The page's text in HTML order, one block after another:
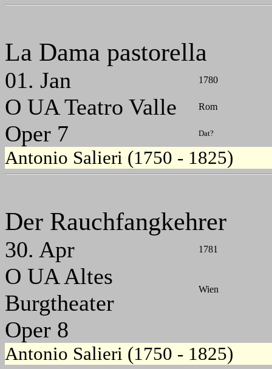
La Dama pastorella
01. Jan 1780
O UA Teatro Valle Rom
Oper 7 Dat?
Antonio Salieri (1750 - 1825)
Der Rauchfangkehrer
30. Apr 1781
O UA Altes
Burgtheater
Wien
Oper 8
Antonio Salieri (1750 - 1825)